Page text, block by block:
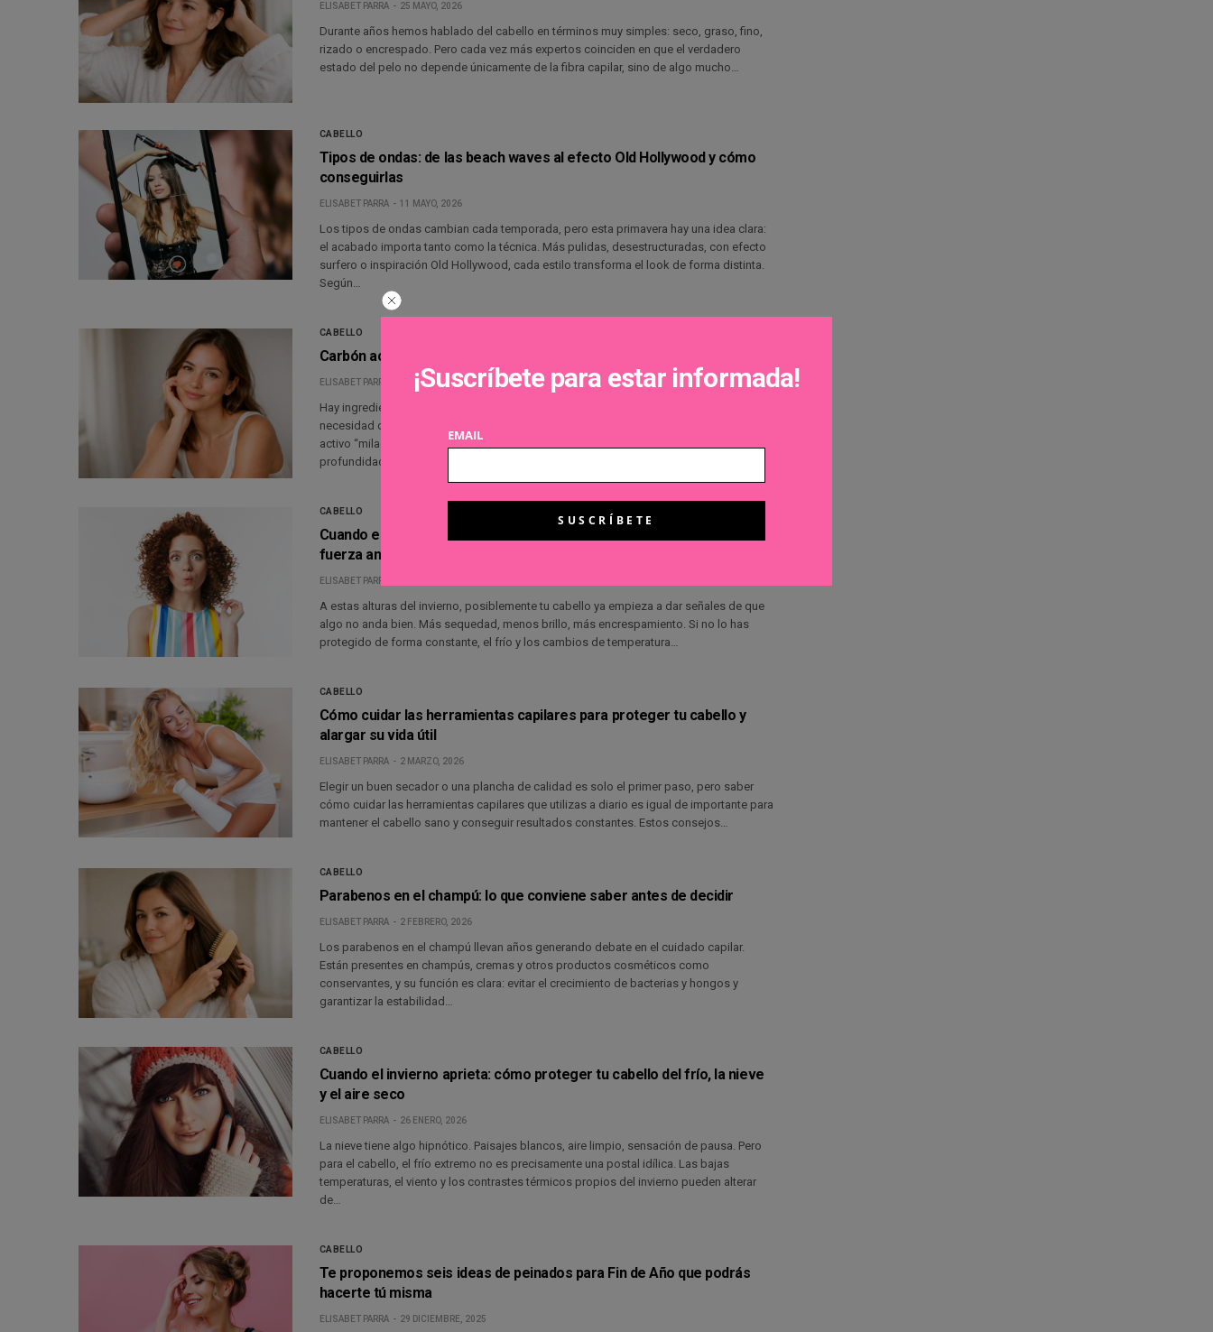
ELISABET PARRA 25 MAYO, 2026
Durante años hemos hablado del cabello en términos muy simples: seco, graso, fino,
rizado o encrespado. Pero cada vez más expertos coinciden en que el verdadero
estado del pelo no depende únicamente de la fibra capilar, sino de algo mucho…
CABELLO
Tipos de ondas: de las beach waves al efecto Old Hollywood y cómo
conseguirlas
ELISABET PARRA 11 MAYO, 2026
Los tipos de ondas cambian cada temporada, pero esta primavera hay una idea clara:
el acabado importa tanto como la técnica. Más pulidas, desestructuradas, con efecto
surfero o inspiración Old Hollywood, cada estilo transforma el look de forma distinta.
Según…
CABELLO
Carbón activado para el cabello: el detox que sí tiene sentido
ELISABET PARRA 4 MAYO, 2026
Hay ingredientes que, más que prometer resultados espectaculares, responden a una
necesidad concreta. El carbón activado para cabello es uno de ellos. Lejos de ser un
activo “milagro”, su papel en la rutina capilar está bien definido: limpiar en
profundidad…
CABELLO
Cuando el invierno se nota en tu cabello: cómo recuperar brillo y
fuerza antes de la primavera
ELISABET PARRA
A estas alturas del invierno, posiblemente tu cabello ya empieza a dar señales de que
algo no anda bien. Más sequedad, menos brillo, más encrespamiento. Si no lo has
protegido de forma constante, el frío y los cambios de temperatura…
CABELLO
Cómo cuidar las herramientas capilares para proteger tu cabello y
alargar su vida útil
ELISABET PARRA 2 MARZO, 2026
Elegir un buen secador o una plancha de calidad es solo el primer paso, pero saber
cómo cuidar las herramientas capilares que utilizas a diario es igual de importante para
mantener el cabello sano y conseguir resultados constantes. Estos consejos…
CABELLO
Parabenos en el champú: lo que conviene saber antes de decidir
ELISABET PARRA 2 FEBRERO, 2026
Los parabenos en el champú llevan años generando debate en el cuidado capilar.
Están presentes en champús, cremas y otros productos cosméticos como
conservantes, y su función es clara: evitar el crecimiento de bacterias y hongos y
garantizar la estabilidad…
CABELLO
Cuando el invierno aprieta: cómo proteger tu cabello del frío, la nieve
y el aire seco
ELISABET PARRA 26 ENERO, 2026
La nieve tiene algo hipnótico. Paisajes blancos, aire limpio, sensación de pausa. Pero
para el cabello, el frío extremo no es precisamente una postal idílica. Las bajas
temperaturas, el viento y los contrastes térmicos propios del invierno pueden alterar
de…
CABELLO
Te proponemos seis ideas de peinados para Fin de Año que podrás
hacerte tú misma
ELISABET PARRA 29 DICIEMBRE, 2025
¡Suscríbete para estar informada!
EMAIL